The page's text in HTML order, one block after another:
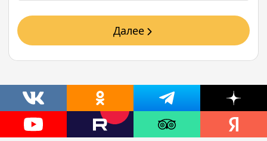
Далее